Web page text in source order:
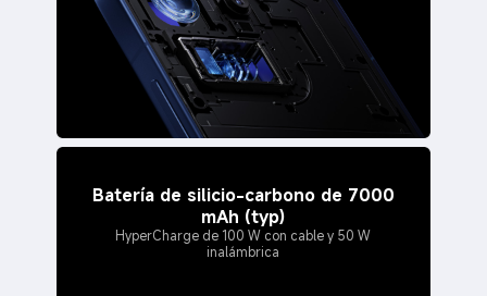
Batería de silicio-carbono de 7000
mAh (typ)
HyperCharge de 100 W con cable y 50 W
inalámbrica